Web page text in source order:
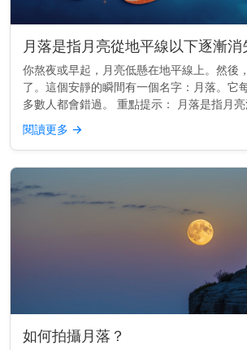
月落是指月亮從地平線以下逐漸消
你熬夜或早起，月亮低懸在地平線上。然後
了。這個安靜的瞬間有一個名字：月落。它
多數人都會錯過。 重點提示： 月落是指月
以下，就像日落一樣，但較為柔和。 月落的
向東旋轉。由...
閱讀更多 →
如何拍攝月落？